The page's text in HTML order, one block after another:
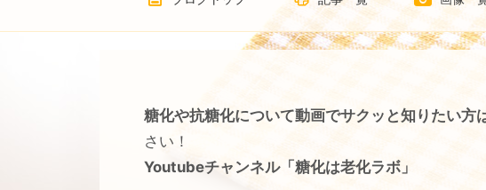
糖化や抗糖化について動画でサクッと知りたい方は
さい！
Youtubeチャンネル「糖化は老化ラボ」